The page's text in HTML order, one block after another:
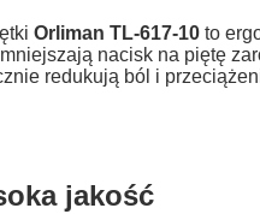
Orliman TL-617-10to
nacisk na piętę
redukują ból i
jakość